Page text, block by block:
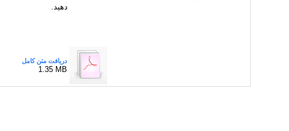
دهید.
دریافت متن کامل
1.35 MB